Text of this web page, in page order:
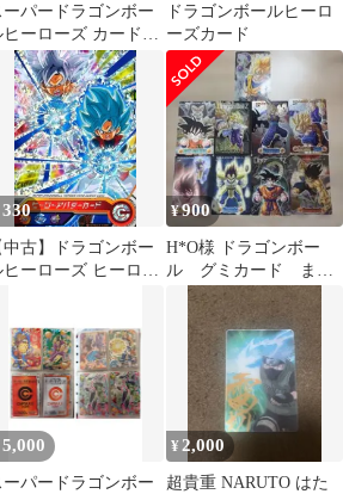
ーパードラゴンボー
ヒーローズ カード3
セット
ドラゴンボールヒーロ
ーズカード
330
中古】ドラゴンボー
ヒーローズ ヒーロー
¥900
H*O様 ドラゴンボー
ル グミカード まと
め売り
5,000
ーパードラゴンボー
¥ 2,000
超貴重 NARUTO はた